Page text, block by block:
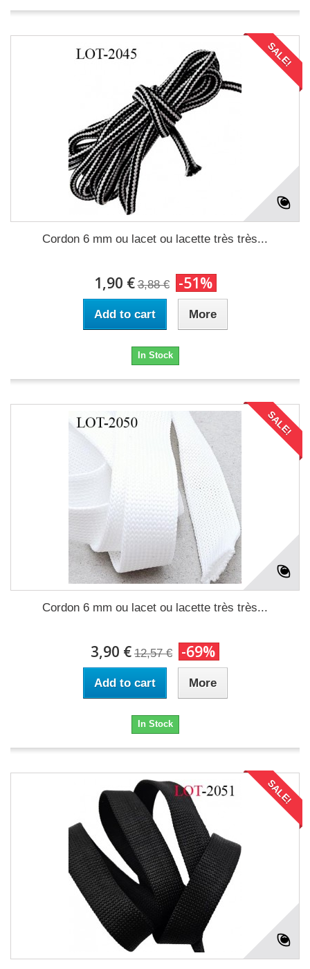
SALE!
Cordon 6 mm ou lacet ou lacette très très...
1,90 € 3,88 € -51%
Add to cart More
In Stock
SALE!
Cordon 6 mm ou lacet ou lacette très très...
3,90 € 12,57 € -69%
Add to cart More
In Stock
SALE!